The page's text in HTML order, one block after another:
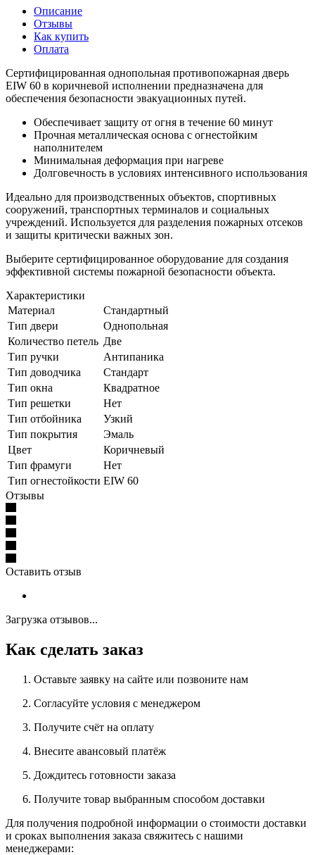
Описание
Отзывы
Как купить
Оплата
Сертифицированная однопольная противопожарная дверь
EIW 60 в коричневой исполнении предназначена для
обеспечения безопасности эвакуационных путей.
Обеспечивает защиту от огня в течение 60 минут
Прочная металлическая основа с огнестойким
наполнителем
Минимальная деформация при нагреве
Долговечность в условиях интенсивного использования
Идеально для производственных объектов, спортивных
сооружений, транспортных терминалов и социальных
учреждений. Используется для разделения пожарных отсеков
и защиты критически важных зон.
Выберите сертифицированное оборудование для создания
эффективной системы пожарной безопасности объекта.
Характеристики
Материал
Стандартный
Тип двери
Однопольная
Количество петель Две
Тип ручки
Антипаника
Тип доводчика
Стандарт
Тип окна
Квадратное
Тип решетки
Нет
Тип отбойника
Узкий
Тип покрытия
Эмаль
Цвет
Коричневый
Тип фрамуги
Нет
Тип огнестойкости EIW 60
Отзывы
Оставить отзыв
Загрузка отзывов...
Как сделать заказ
Оставьте заявку на сайте или позвоните нам
Согласуйте условия с менеджером
Получите счёт на оплату
Внесите авансовый платёж
Дождитесь готовности заказа
Получите товар выбранным способом доставки
Для получения подробной информации о стоимости доставки
и сроках выполнения заказа свяжитесь с нашими
менеджерами: